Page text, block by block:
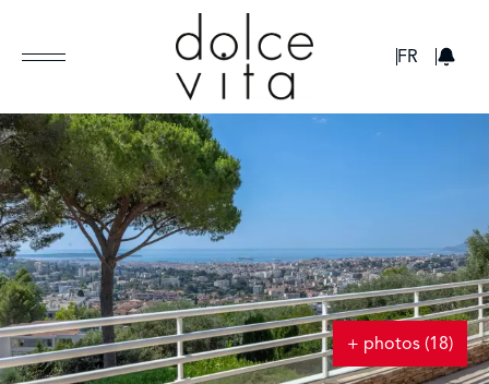
FR
+ photos (18)